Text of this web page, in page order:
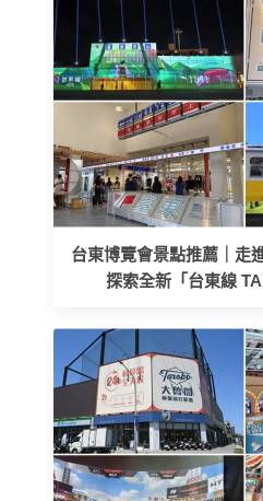
台東博覽會景點推薦｜走
探索全新「台東線